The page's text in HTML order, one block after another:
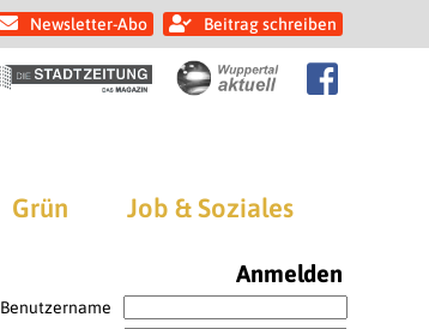
Newsletter-Abo Beitrag schreiben
Grün Job & Soziales
Anmelden
Benutzername